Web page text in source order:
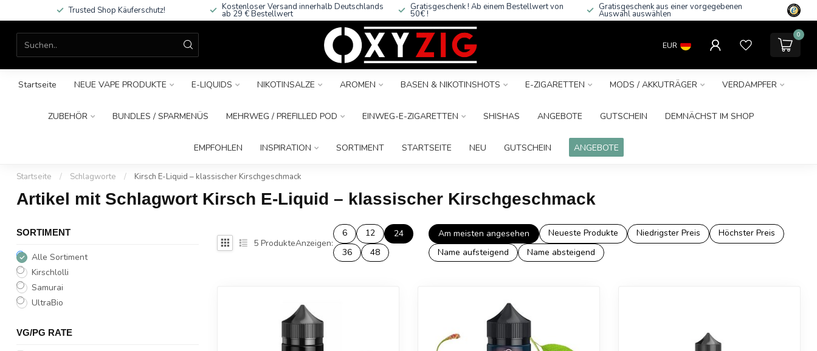
Trusted Shop Käuferschutz! Kostenloser Versand innerhalb Deutschlands
ab 29 € Bestellwert
Gratisgeschenk ! Ab einem Bestellwert von
50€ !
Gratisgeschenk aus einer vorgegebenen
Auswahl auswählen
EUR
0
Startseite NEUE VAPE PRODUKTE E-LIQUIDS NIKOTINSALZE AROMEN BASEN & NIKOTINSHOTS E-ZIGARETTEN MODS / AKKUTRÄGER VERDAMPFER
ZUBEHÖR BUNDLES / SPARMENÜS MEHRWEG / PREFILLED POD EINWEG-E-ZIGARETTEN SHISHAS ANGEBOTE GUTSCHEIN DEMNÄCHST IM SHOP
EMPFOHLEN INSPIRATION SORTIMENT STARTSEITE NEU GUTSCHEIN ANGEBOTE
Startseite / Schlagworte / Kirsch E-Liquid – klassischer Kirschgeschmack
Artikel mit Schlagwort Kirsch E-Liquid – klassischer Kirschgeschmack
SORTIMENT
Alle Sortiment
Kirschlolli
Samurai
UltraBio
VG/PG RATE
5 ProdukteAnzeigen:
6 12
24
36
48
Am meisten angesehen Neueste Produkte Niedrigster Preis
Höchster Preis
Name aufsteigend
Name absteigend